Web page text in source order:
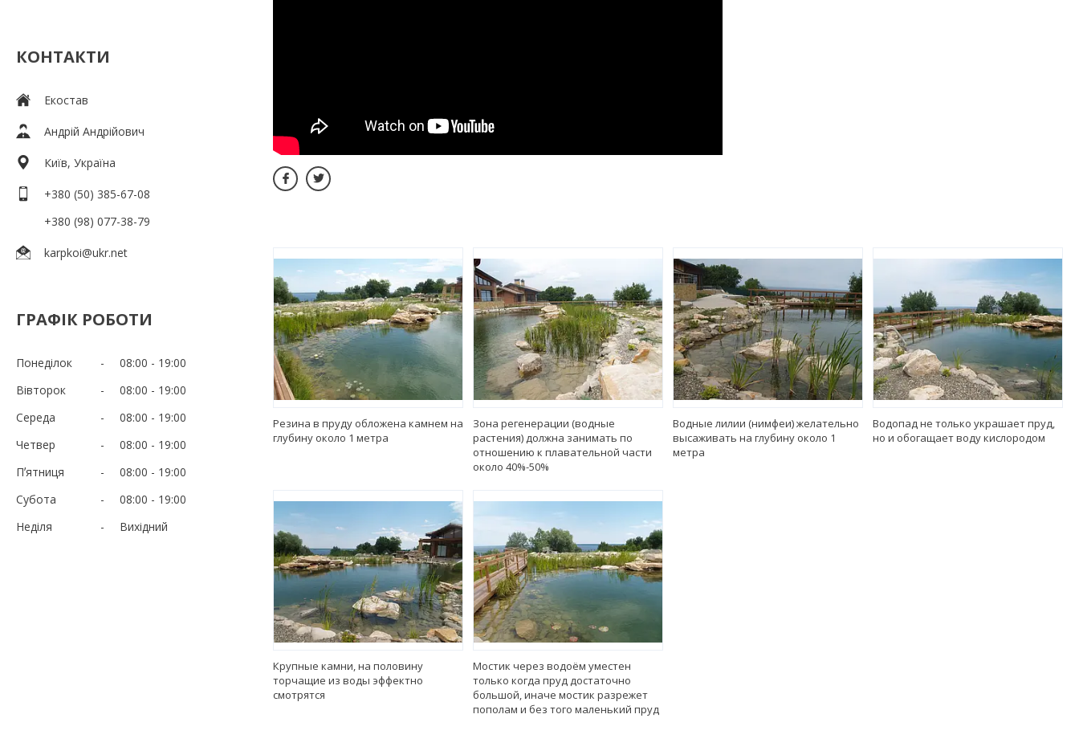
КОНТАКТИ
Екостав
Андрій Андрійович
Київ, Україна
+380 (50) 385-67-08
+380 (98) 077-38-79
karpkoi@ukr.net
ГРАФІК РОБОТИ
Понеділок 08:00
19:00
Вівторок
08:00
19:00
Середа
08:00
19:00
Четвер
08:00
19:00
Пʼятниця
08:00
19:00
Субота
08:00
19:00
Неділя
Вихідний
Резина в пруду обложена камнем на
глубину около 1 метра
Зона регенерации (водные
растения) должна занимать по
отношению к плавательной части
около 40%-50%
Водные лилии (нимфеи) желательно
высаживать на глубину около 1
метра
Водопад не только украшает пруд,
но и обогащает воду кислородом
Крупные камни, на половину
торчащие из воды эффектно
смотрятся
Мостик через водоём уместен
только когда пруд достаточно
большой, иначе мостик разрежет
пополам и без того маленький пруд